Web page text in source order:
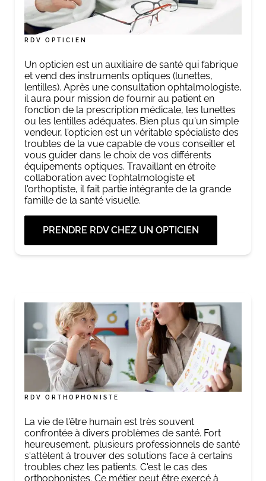
RDV OPTICIEN
Un opticien est un auxiliaire de santé qui fabrique
et vend des instruments optiques (lunettes,
lentilles). Après une consultation ophtalmologiste,
il aura pour mission de fournir au patient en
fonction de la prescription médicale, les lunettes
ou les lentilles adéquates. Bien plus qu'un simple
vendeur, l'opticien est un véritable spécialiste des
troubles de la vue capable de vous conseiller et
vous guider dans le choix de vos différents
équipements optiques. Travaillant en étroite
collaboration avec l'ophtalmologiste et
l'orthoptiste, il fait partie intégrante de la grande
famille de la santé visuelle.
PRENDRE RDV CHEZ UN OPTICIEN
RDV ORTHOPHONISTE
La vie de l'être humain est très souvent
confrontée à divers problèmes de santé. Fort
heureusement, plusieurs professionnels de santé
s'attèlent à trouver des solutions face à certains
troubles chez les patients. C'est le cas des
orthophonistes. Ce métier peut être exercé à